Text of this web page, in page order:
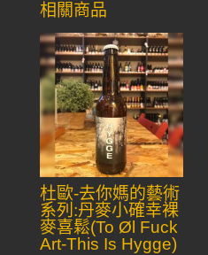
相關商品
杜歐-去你媽的藝術
系列:丹麥小確幸裸
麥喜鬆(To Øl Fuck
Art-This Is Hygge)